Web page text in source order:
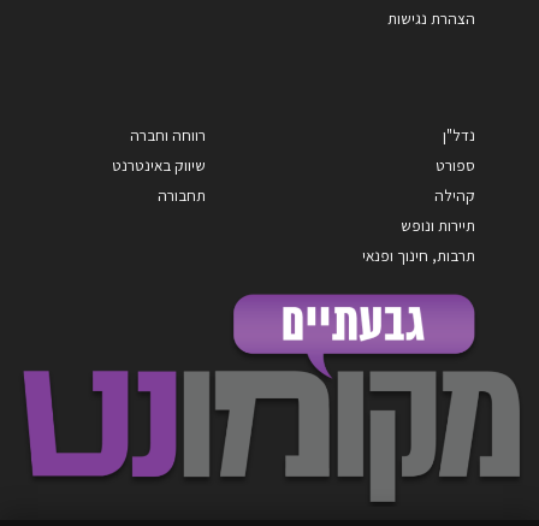
הצהרת נגישות
נדל"ן
ספורט
קהילה
תיירות ונופש
תרבות, חינוך ופנאי
רווחה וחברה
שיווק באינטרנט
תחבורה